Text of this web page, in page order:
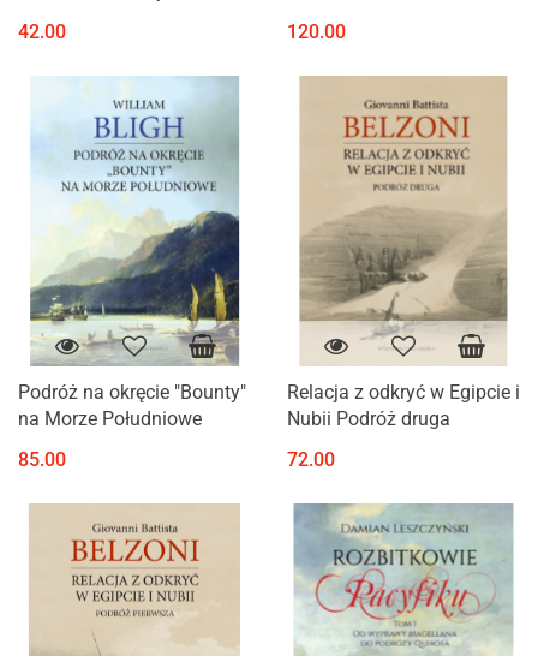
42.00
120.00
Podróż na okręcie "Bounty"
na Morze Południowe
85.00
Relacja z odkryć w Egipcie i
Nubii Podróż druga
72.00